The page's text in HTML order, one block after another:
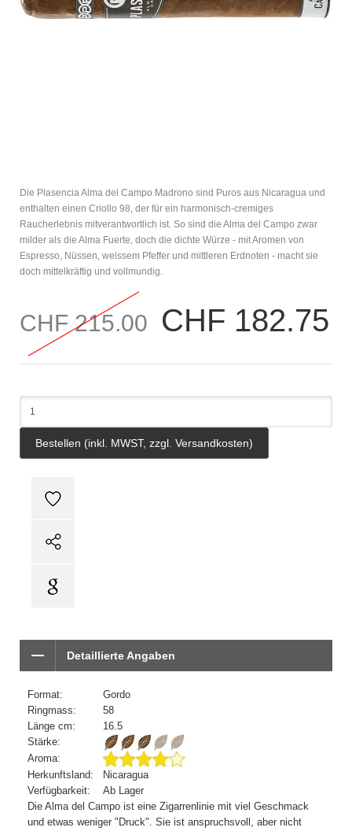
Die Plasencia Alma del Campo Madrono sind Puros aus Nicaragua und
enthalten einen Criollo 98, der für ein harmonisch-cremiges
Raucherlebnis mitverantwortlich ist. So sind die Alma del Campo zwar
milder als die Alma Fuerte, doch die dichte Würze - mit Aromen von
Espresso, Nüssen, weissem Pfeffer und mittleren Erdnoten - macht sie
doch mittelkräftig und vollmundig.
CHF 215.00 CHF 182.75
Detaillierte Angaben
Format:
Gordo
Ringmass:
58
Länge cm:
16.5
Stärke:
Aroma:
Herkunftsland:
Nicaragua
Verfügbarkeit:
Ab Lager
Die Alma del Campo ist eine Zigarrenlinie mit viel Geschmack
und etwas weniger "Druck". Sie ist anspruchsvoll, aber nicht